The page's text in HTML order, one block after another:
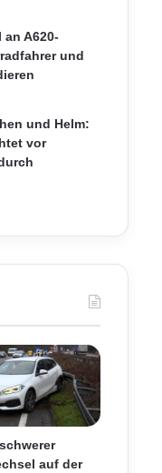
an A620-
und
und Helm:
vor
auf der